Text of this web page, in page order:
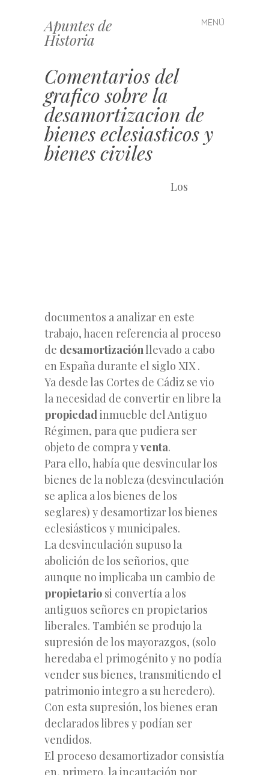
Apuntes de
Historia
MENÚ
Saltar
al
Comentarios del
grafico sobre la
desamortizacion de
bienes eclesiasticos y
bienes civiles
Los
documentos a analizar en este
trabajo, hacen referencia al proceso
de desamortizaciónllevado a cabo
en España durante el siglo XIX .
Ya desde las Cortes de Cádiz se vio
la necesidad de convertir en libre la
propiedadinmueble del Antiguo
Régimen, para que pudiera ser
objeto de compra yventa.
Para ello, había que desvincular los
bienes de la nobleza (desvinculación
se aplica a los bienes de los
seglares) y desamortizar los bienes
eclesiásticos y municipales.
La desvinculación supuso la
abolición de los señorios, que
aunque no implicaba un cambio de
propietario si convertía a los
antiguos señores en propietarios
liberales. También se produjo la
supresión de los mayorazgos, (solo
heredaba el primogénito y no podía
vender sus bienes, transmitiendo el
patrimonio integro a su heredero).
Con esta supresión, los bienes eran
declarados libres y podían ser
vendidos.
El proceso desamortizador consistía
en, primero, la incautación por